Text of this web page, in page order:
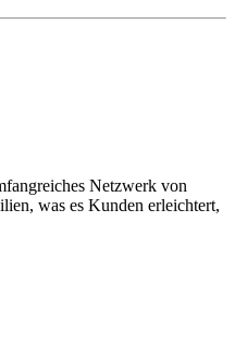
Netzwerk von
was es Kunden erleichtert,